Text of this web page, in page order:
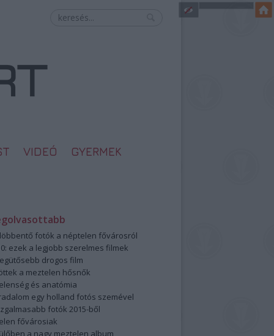
VIDEÓ GYERMEK
fotók a néptelen fővárosról
ezek a legjobb szerelmes filmek
drogos film
a meztelen hősnők
és anatómia
egy holland fotós szemével
fotók 2015-ből
fővárosiak
a nagy meztelen album